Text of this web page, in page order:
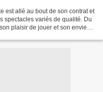
est allé au bout de son contrat et
spectacles variés de qualité. Du
plaisir de jouer et son envie